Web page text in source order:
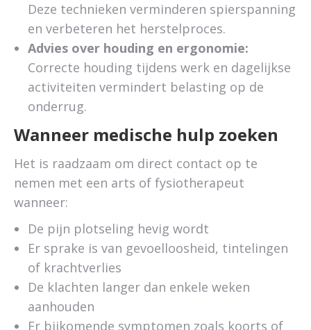
Deze technieken verminderen spierspanning
en verbeteren het herstelproces.
Advies over houding en ergonomie:
Correcte houding tijdens werk en dagelijkse
activiteiten vermindert belasting op de
onderrug.
Wanneer medische hulp zoeken
Het is raadzaam om direct contact op te
nemen met een arts of fysiotherapeut
wanneer:
De pijn plotseling hevig wordt
Er sprake is van gevoelloosheid, tintelingen
of krachtverlies
De klachten langer dan enkele weken
aanhouden
Er bijkomende symptomen zoals koorts of